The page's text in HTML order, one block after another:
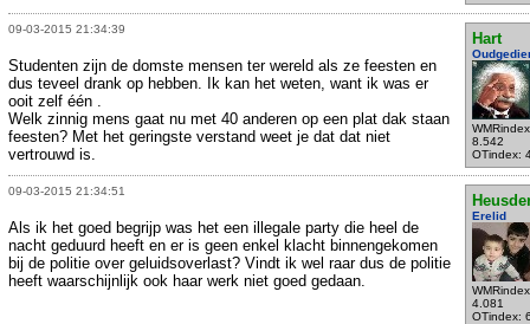
09-03-2015 21:34:39
Hart
8.542
OTindex:
Studenten zijn de domste mensen ter wereld als ze feesten en
dus teveel drank op hebben. Ik kan het weten, want ik was er
ooit zelf één .
Welk zinnig mens gaat nu met 40 anderen op een plat dak staan
feesten? Met het geringste verstand weet je dat dat niet
vertrouwd is.
09-03-2015 21:34:51
Erelid
4.081
OTindex:
Als ik het goed begrijp was het een illegale party die heel de
nacht geduurd heeft en er is geen enkel klacht binnengekomen
bij de politie over geluidsoverlast? Vindt ik wel raar dus de politie
heeft waarschijnlijk ook haar werk niet goed gedaan.